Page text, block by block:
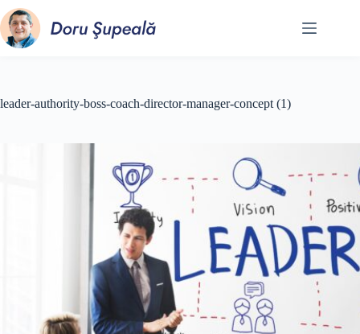
Sari
la
conținut
leader-authority-boss-coach-director-manager-concept (1)